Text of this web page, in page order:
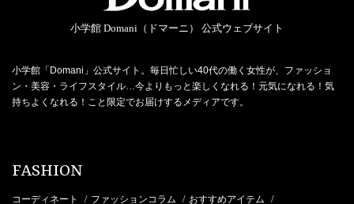
小学館 Domani（ドマーニ） 公式ウェブサイト
小学館「Domani」公式サイト。毎日忙しい40代の働く女性が、ファッショ
ン・美容・ライフスタイル…今よりもっと楽しくなれる！元気になれる！気
持ちよくなれる！こと限定でお届けするメディアです。
FASHION
コーディネート / ファッションコラム / おすすめアイテム /